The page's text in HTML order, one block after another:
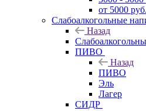
от 5000 руб.
Слабоалкогольные
Назад
ПИВО
Назад
ПИВО
Эль
Лагер
СИДР